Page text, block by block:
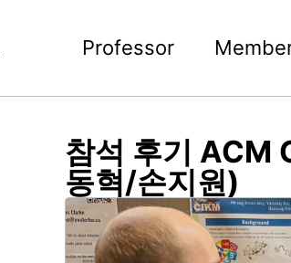
Professor
참석 후기 ACM
동혁/손지원)